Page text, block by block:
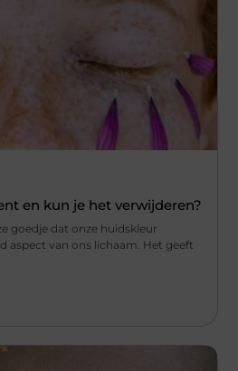
en kun je het verwijderen?
goedje dat onze huidskleur
aspect van ons lichaam. Het geeft